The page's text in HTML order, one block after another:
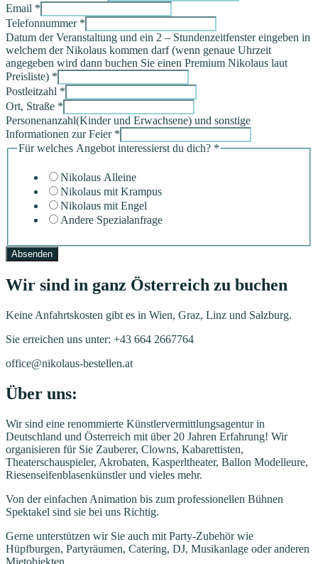
Email *
Telefonnummer *
Datum der Veranstaltung und ein 2 – Stundenzeitfenster eingeben in
welchem der Nikolaus kommen darf (wenn genaue Uhrzeit
angegeben wird dann buchen Sie einen Premium Nikolaus laut
Preisliste) *
Postleitzahl *
Ort, Straße *
Personenanzahl(Kinder und Erwachsene) und sonstige
Informationen zur Feier *
Für welches Angebot interessierst du dich? *
Nikolaus Alleine
Nikolaus mit Krampus
Nikolaus mit Engel
Andere Spezialanfrage
Absenden
Wir sind in ganz Österreich zu buchen
Keine Anfahrtskosten gibt es in Wien, Graz, Linz und Salzburg.
Sie erreichen uns unter: +43 664 2667764
office@nikolaus-bestellen.at
Über uns:
Wir sind eine renommierte Künstlervermittlungsagentur in
Deutschland und Österreich mit über 20 Jahren Erfahrung! Wir
organisieren für Sie Zauberer, Clowns, Kabarettisten,
Theaterschauspieler, Akrobaten, Kasperltheater, Ballon Modelleure,
Riesenseifenblasenkünstler und vieles mehr.
Von der einfachen Animation bis zum professionellen Bühnen
Spektakel sind sie bei uns Richtig.
Gerne unterstützen wir Sie auch mit Party-Zubehör wie
Hüpfburgen, Partyräumen, Catering, DJ, Musikanlage oder anderen
Mietobjekten